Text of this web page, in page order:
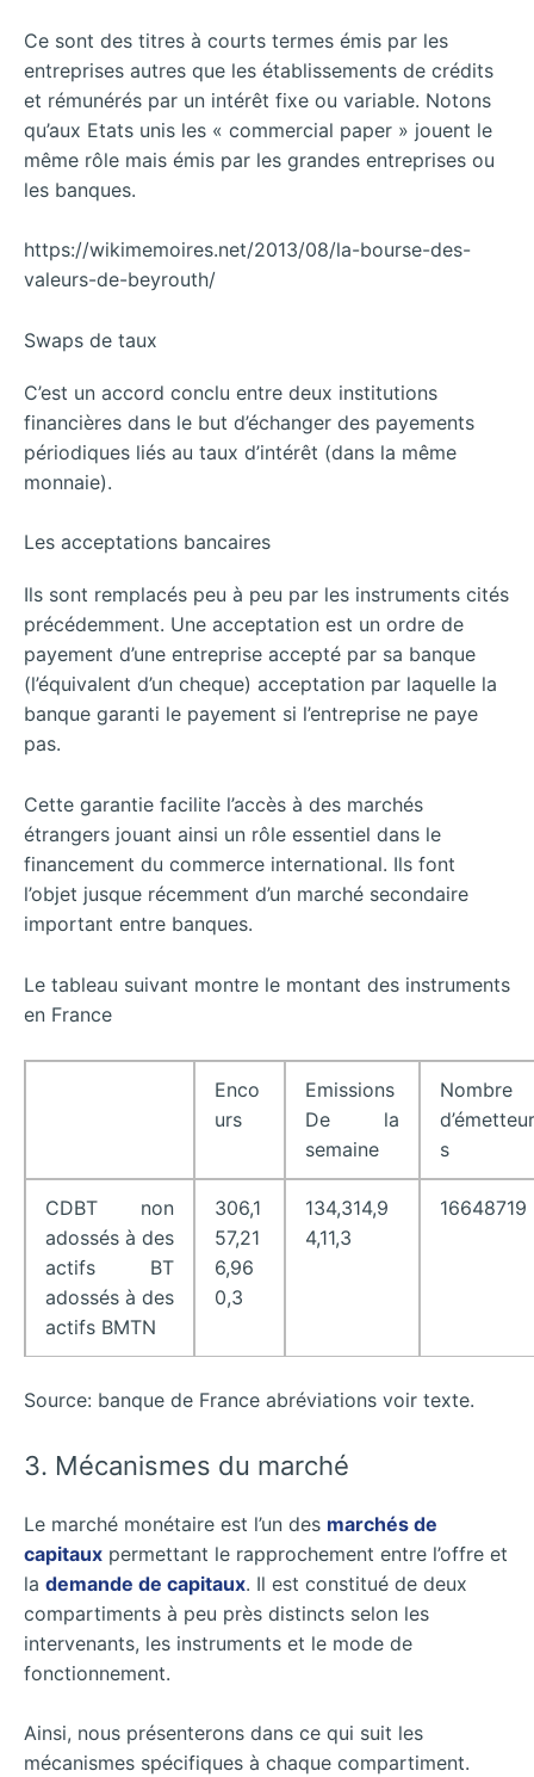
Ce sont des titres à courts termes émis par les
entreprises autres que les établissements de crédits
et rémunérés par un intérêt fixe ou variable. Notons
qu’aux Etats unis les « commercial paper » jouent le
même rôle mais émis par les grandes entreprises ou
les banques.
https://wikimemoires.net/2013/08/la-bourse-des-
valeurs-de-beyrouth/
Swaps de taux
C’est un accord conclu entre deux institutions
financières dans le but d’échanger des payements
périodiques liés au taux d’intérêt (dans la même
monnaie).
Les acceptations bancaires
Ils sont remplacés peu à peu par les instruments cités
précédemment. Une acceptation est un ordre de
payement d’une entreprise accepté par sa banque
(l’équivalent d’un cheque) acceptation par laquelle la
banque garanti le payement si l’entreprise ne paye
pas.
Cette garantie facilite l’accès à des marchés
étrangers jouant ainsi un rôle essentiel dans le
financement du commerce international. Ils font
l’objet jusque récemment d’un marché secondaire
important entre banques.
Le tableau suivant montre le montant des instruments
en France
Enco
urs
Emissions
De la
semaine
Nombre
d’émetteur
s
CDBT non
adossés à des
actifs BT
adossés à des
actifs BMTN
306,1
57,21
6,96
0,3
134,314,9
4,11,3
16648719
Source: banque de France abréviations voir texte.
3. Mécanismes du marché
Le marché monétaire est l’un des marchés de
capitaux permettant le rapprochement entre l’offre et
la demande de capitaux. Il est constitué de deux
compartiments à peu près distincts selon les
intervenants, les instruments et le mode de
fonctionnement.
Ainsi, nous présenterons dans ce qui suit les
mécanismes spécifiques à chaque compartiment.